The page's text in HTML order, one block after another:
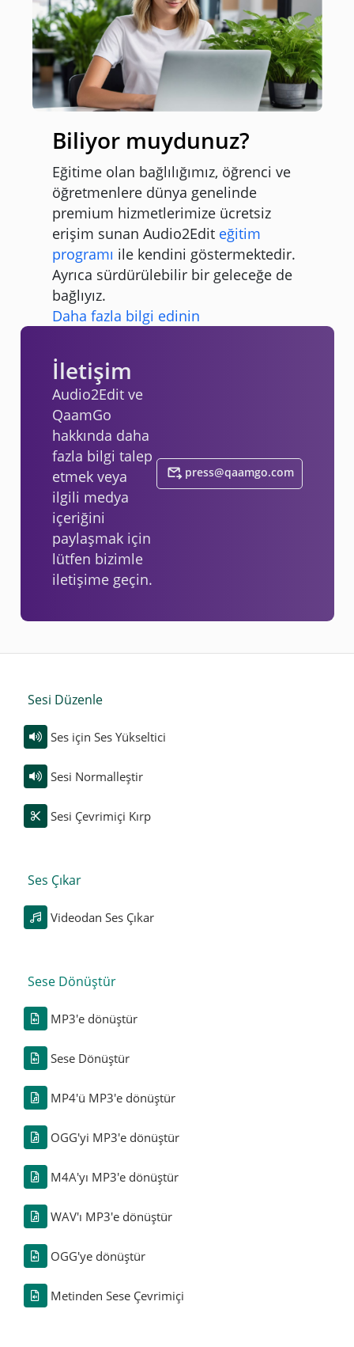
Biliyor muydunuz?
Eğitime olan bağlılığımız, öğrenci ve
öğretmenlere dünya genelinde
premium hizmetlerimize ücretsiz
erişim sunan Audio2Edit eğitim
programı ile kendini göstermektedir.
Ayrıca sürdürülebilir bir geleceğe de
bağlıyız.
Daha fazla bilgi edinin
İletişim
Audio2Edit ve
QaamGo
hakkında daha
fazla bilgi talep
etmek veya
ilgili medya
içeriğini
paylaşmak için
lütfen bizimle
iletişime geçin.
press@qaamgo.com
Sesi Düzenle
Ses için Ses Yükseltici
Sesi Normalleştir
Sesi Çevrimiçi Kırp
Ses Çıkar
Videodan Ses Çıkar
Sese Dönüştür
MP3'e dönüştür
Sese Dönüştür
MP4'ü MP3'e dönüştür
OGG'yi MP3'e dönüştür
M4A'yı MP3'e dönüştür
WAV'ı MP3'e dönüştür
OGG'ye dönüştür
Metinden Sese Çevrimiçi